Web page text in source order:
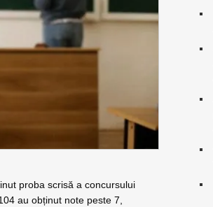
proba scrisă a concursului
au obținut note peste 7,